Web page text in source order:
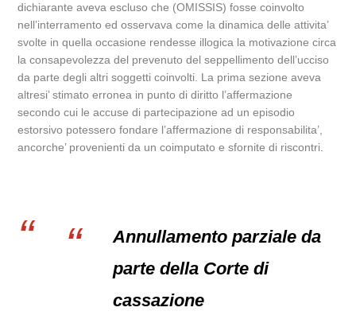
dichiarante aveva escluso che (OMISSIS) fosse coinvolto
nell’interramento ed osservava come la dinamica delle attivita’
svolte in quella occasione rendesse illogica la motivazione circa
la consapevolezza del prevenuto del seppellimento dell’ucciso
da parte degli altri soggetti coinvolti. La prima sezione aveva
altresi’ stimato erronea in punto di diritto l’affermazione
secondo cui le accuse di partecipazione ad un episodio
estorsivo potessero fondare l’affermazione di responsabilita’,
ancorche’ provenienti da un coimputato e sfornite di riscontri.
Annullamento parziale da
parte della Corte di
cassazione